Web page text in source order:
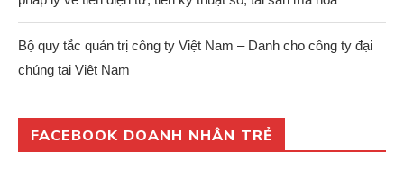
Bộ quy tắc quản trị công ty Việt Nam – Danh cho công ty đại
chúng tại Việt Nam
FACEBOOK DOANH NHÂN TRẺ